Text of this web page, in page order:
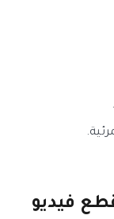
فيديو